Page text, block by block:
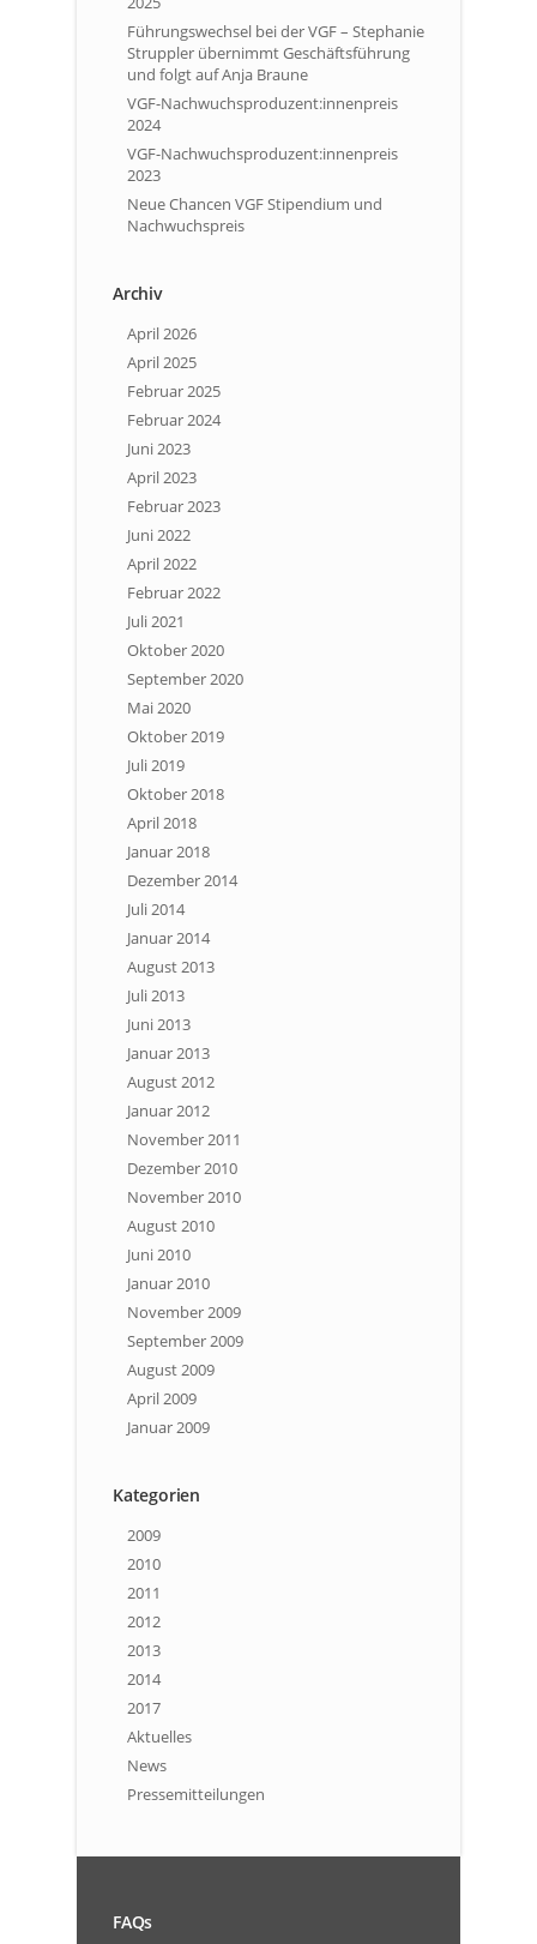
Führungswechsel bei der VGF – Stephanie
Struppler übernimmt Geschäftsführung
und folgt auf Anja Braune
VGF-Nachwuchsproduzent:innenpreis
2024
VGF-Nachwuchsproduzent:innenpreis
2023
Neue Chancen VGF Stipendium und
Nachwuchspreis
Archiv
April 2026
April 2025
Februar 2025
Februar 2024
Juni 2023
April 2023
Februar 2023
Juni 2022
April 2022
Februar 2022
Juli 2021
Oktober 2020
September 2020
Mai 2020
Oktober 2019
Juli 2019
Oktober 2018
April 2018
Januar 2018
Dezember 2014
Juli 2014
Januar 2014
August 2013
Juli 2013
Juni 2013
Januar 2013
August 2012
Januar 2012
November 2011
Dezember 2010
November 2010
August 2010
Juni 2010
Januar 2010
November 2009
September 2009
August 2009
April 2009
Januar 2009
Kategorien
2009
2010
2011
2012
2013
2014
2017
Aktuelles
News
Pressemitteilungen
FAQs